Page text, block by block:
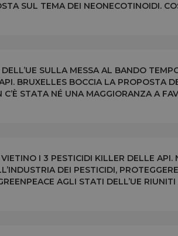
SUL TEMA DEI NEONECOTINOIDI.
BORG OGGI A BRUXELLES
SULLA MESSA AL BANDO
BRUXELLES BOCCIA LA PROPOSTA
C’È STATA NÉ UNA MAGGIORANZA A
SU 27 I SÌ, TRA CUI QUELLO DELL’ITALIA
I 3 PESTICIDI KILLER DELLE API.
DEI PESTICIDI,
AGLI STATI DELL’UE
DIVIETO A 3 NEONICOTINOIDI